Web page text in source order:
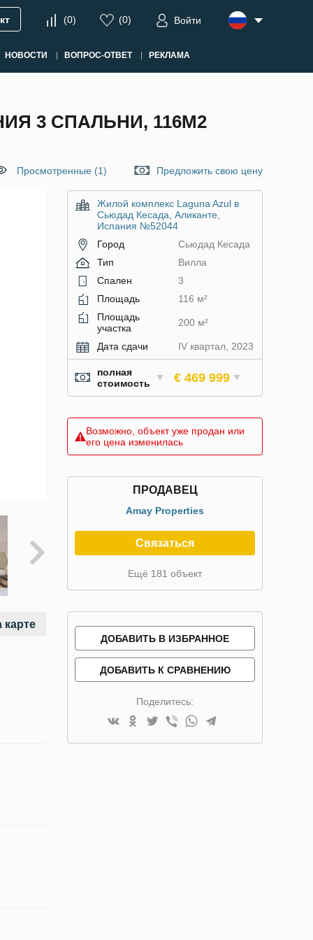
(0) (0) Войти
НОВОСТИ ВОПРОС-ОТВЕТ РЕКЛАМА
3 СПАЛЬНИ, 116М2
Просмотренные (1) Предложить свою цену
карте
Жилой комплекс Laguna Azul в
Сьюдад Кесада, Аликанте,
Испания №52044
Город
Сьюдад Кесада
Тип
Вилла
Спален
3
Площадь
116 м²
Площадь
участка
200 м²
Дата сдачи IV квартал, 2023
полная
стоимость
€ 469 999
Возможно, объект уже продан или
его цена изменилась
ПРОДАВЕЦ
Amay Properties
Связаться
Ещё 181 объект
ДОБАВИТЬ В ИЗБРАННОЕ
ДОБАВИТЬ К СРАВНЕНИЮ
Поделитесь: